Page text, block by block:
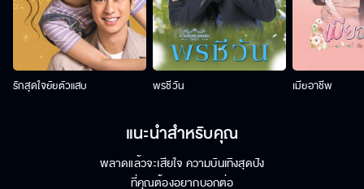
รักสุดใจยัยตัวแสบ พรชีวัน เมียอาชีพ
แนะนำสำหรับคุณ
พลาดแล้วจะเสียใจ ความบันเทิงสุดปัง
ที่คุณต้องอยากบอกต่อ